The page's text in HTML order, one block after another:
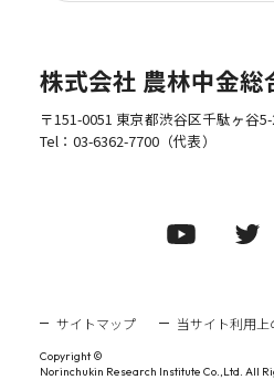
株式会社 農林中金総
〒151-0051 東京都渋谷区千駄ヶ谷
Tel： 03-6362-7700（代表）
サイトマップ 当サイト利用上
Copyright ©
Norinchukin Research Institute Co.,Ltd. All